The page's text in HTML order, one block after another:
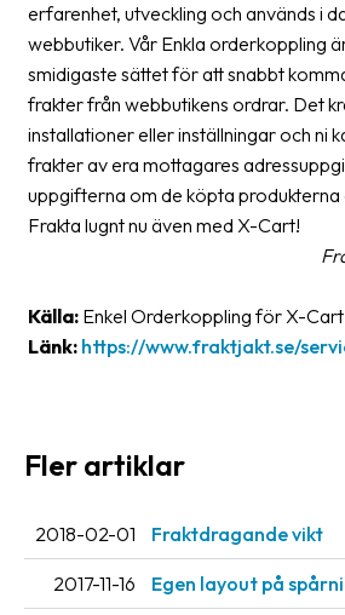
Kundtjänst
Om
Om
Fraktjakt
Jobb
Nyhetsarkiv
oss
Villkor
erfarenhet, utveckling och används i
webbutiker. Vår Enkla orderkoppling
smidigaste sättet för att snabbt
frakter från webbutikens ordrar. Det
installationer eller inställningar och ni
frakter av era mottagares
uppgifterna om de köpta produkterna
Frakta lugnt nu även med X-Cart!
Källa: Enkel Orderkoppling för X-Cart
Länk: https://www.fraktjakt.se/
Fler artiklar
2018-02-01 Fraktdragande vikt
2017-11-16 Egen layout på